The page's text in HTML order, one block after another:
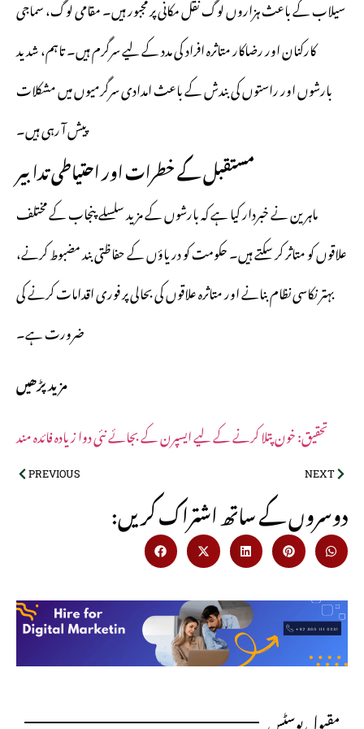
سیلاب کے باعث ہزاروں لوگ نقل مکانی پر مجبور ہیں۔ مقامی لوگ، سماجی
کارکنان اور رضاکار متاثرہ افراد کی مدد کے لیے سرگرم ہیں۔ تاہم، شدید
بارشوں اور راستوں کی بندش کے باعث امدادی سرگرمیوں میں مشکلات
پیش آ رہی ہیں۔
مستقبل کے خطرات اور احتیاطی تدابیر
ماہرین نے خبردار کیا ہے کہ بارشوں کے مزید سلسلے پنجاب کے مختلف
علاقوں کو متاثر کر سکتے ہیں۔ حکومت کو دریاؤں کے حفاظتی بند مضبوط کرنے،
بہتر نکاسی نظام بنانے اور متاثرہ علاقوں کی بحالی پر فوری اقدامات کرنے کی
ضرورت ہے۔
مزید پڑھیں
تحقیق: خون پتلا کرنے کے لیے ایسپرن کے بجائے نئی دوا زیادہ فائدہ مند
PREVIOUS NEXT
:دوسروں کے ساتھ اشتراک کریں